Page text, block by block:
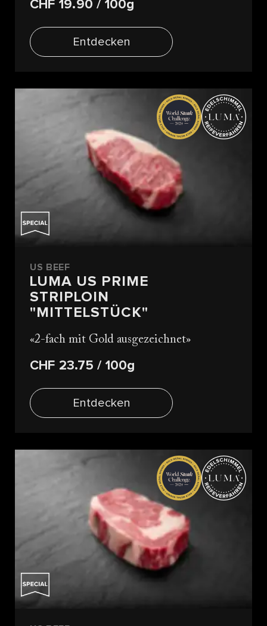
CHF 19.90/ 100g
Entdecken
US BEEF
LUMA US PRIME
STRIPLOIN
"MITTELSTÜCK"
2-fach mit Gold ausgezeichnet
CHF 23.75/ 100g
Entdecken